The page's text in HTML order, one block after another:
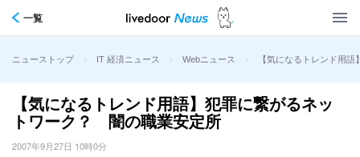
一覧
ニューストップ > IT 経済ニュース > Webニュース > 【気になるトレンド用
【気になるトレンド用語】犯罪に繋がるネッ
トワーク？ 闇の職業安定所
2007年9月27日 10時0分